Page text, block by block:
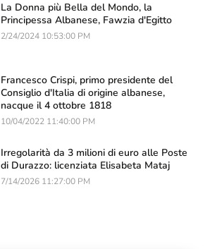
La Donna più Bella del Mondo, la
Principessa Albanese, Fawzia d'Egitto
2/24/2024 10:53:00 PM
Francesco Crispi, primo presidente del
Consiglio d'Italia di origine albanese,
nacque il 4 ottobre 1818
10/04/2022 11:40:00 PM
Irregolarità da 3 milioni di euro alle Poste
di Durazzo: licenziata Elisabeta Mataj
7/14/2026 11:27:00 PM